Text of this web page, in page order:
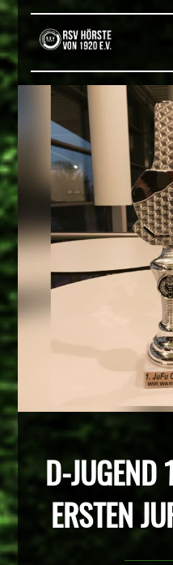
D-JUGEND
ERSTEN